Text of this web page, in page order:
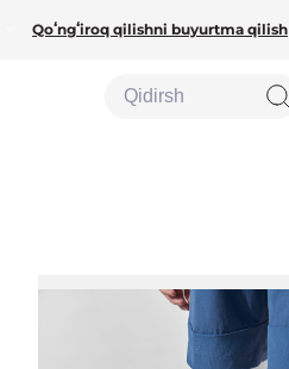
Qoʻngʻiroq qilishni buyurtma qilish